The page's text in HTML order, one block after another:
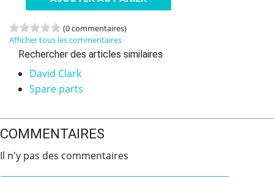
(0 commentaires)
Afficher tous les commentaires
Rechercher des articles similaires
David Clark
Spare parts
COMMENTAIRES
Il n'y pas des commentaires